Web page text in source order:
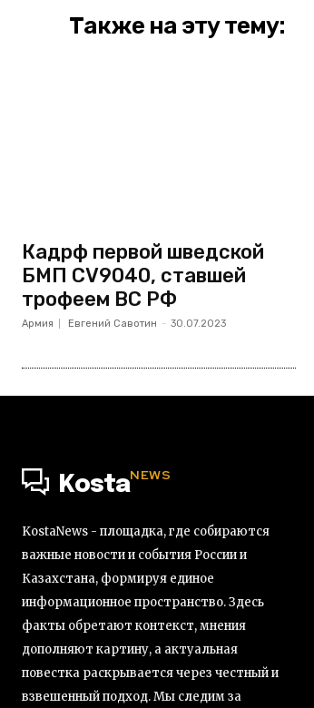
Также на эту тему:
Кадрф первой шведской
БМП CV9040, ставшей
трофеем ВС РФ
Армия Евгений Савотин - 30.07.2023
KostaNEWS
KostaNews - площадка, где собираются
важные новости и события России и
Казахстана, формируя единое
информационное пространство. Здесь
факты обретают контекст, мнения
дополняют картину, а актуальная
повестка раскрывается через честный и
взвешенный подход. Мы следим за